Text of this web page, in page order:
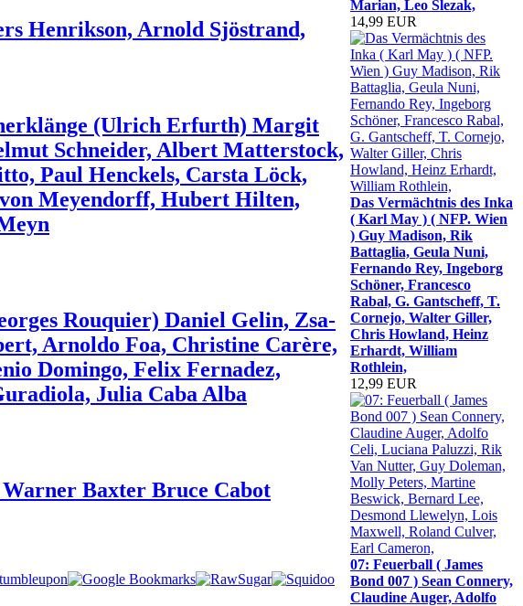
Henrikson, Arnold Sjöstrand,
(Ulrich Erfurth) Margit
Schneider, Albert Matterstock,
Paul Henckels, Carsta Löck,
Meyendorff, Hubert Hilten,
Rouquier) Daniel Gelin, Zsa-
Arnoldo Foa, Christine Carère,
Domingo, Felix Fernadez,
Julia Caba Alba
Baxter Bruce Cabot
Marian, Leo Slezak,
14,99 EUR
Das Vermächtnis des Inka
( Karl May ) ( NFP. Wien
) Guy Madison, Rik
Battaglia, Geula Nuni,
Fernando Rey, Ingeborg
Schöner, Francesco
Rabal, G. Gantscheff, T.
Cornejo, Walter Giller,
Chris Howland, Heinz
Erhardt, William
Rothlein,
12,99 EUR
07: Feuerball ( James
Bond 007 ) Sean Connery,
Claudine Auger, Adolfo